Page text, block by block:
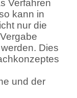
Verfahren
kann in
nur die
Dies
und der